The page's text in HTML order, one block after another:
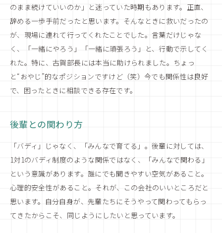
のまま続けていいのか」と迷っていた時期もあります。正直、
辞める一歩手前だったと思います。そんなときに救いだったの
が、現場に連れて行ってくれたことでした。言葉だけじゃな
く、「一緒にやろう」「一緒に頑張ろう」と、行動で示してく
れた。特に、古賀部長には本当に助けられました。ちょっ
と“おやじ”的なポジションですけど（笑）今でも関係性は良好
で、困ったときに相談できる存在です。
後輩との関わり方
「バディ」じゃなく、「みんなで育てる」。後輩に対しては、
1対1のバディ制度のような関係ではなく、「みんなで関わる」
という意識があります。誰にでも聞きやすい空気があること。
心理的安全性があること。それが、この会社のいいところだと
思います。自分自身が、先輩たちにそうやって関わってもらっ
てきたからこそ、同じようにしたいと思っています。